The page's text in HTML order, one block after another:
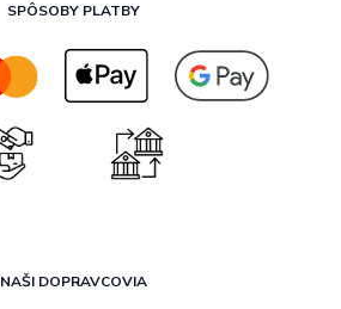
SPÔSOBY PLATBY
NAŠI DOPRAVCOVIA